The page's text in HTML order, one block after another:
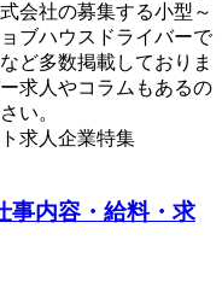
会社の募集する小型～
ブハウスドライバーで
ど多数掲載しておりま
求人やコラムもあるの
い。
求人企業特集
事内容・給料・求